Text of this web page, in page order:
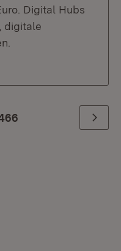
Digital Hubs
digitale
letzte Seite Weiter